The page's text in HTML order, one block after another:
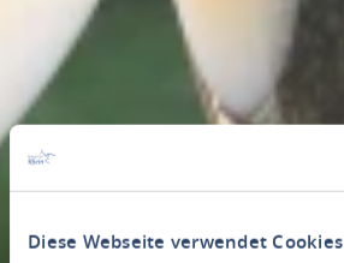
Diese Webseite verwendet Cookies